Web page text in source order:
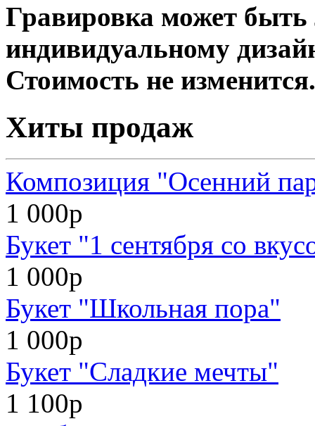
Гравировка может
индивидуальному
Стоимость не изменится.
Хиты продаж
Композиция "Осенний
1 000р
Букет "1 сентября со
1 000р
Букет "Школьная пора"
1 000р
Букет "Сладкие мечты"
1 100р